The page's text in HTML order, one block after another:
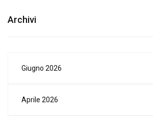
Archivi
Giugno 2026
Aprile 2026